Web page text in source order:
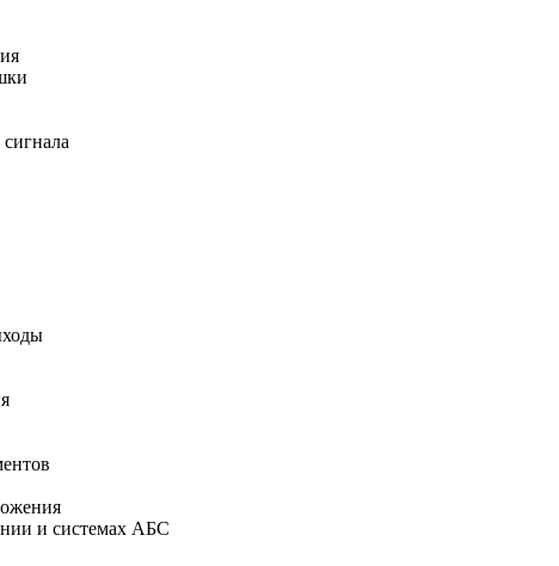
и системах АБС